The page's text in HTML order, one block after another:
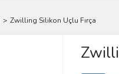
Zwilling Silikon Uçlu Fırça